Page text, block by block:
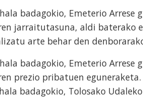
badagokio, Emeterio Arrese
jarraitutasuna, aldi baterako
arte behar den
badagokio, Emeterio Arrese
prezio pribatuen eguneraketa.
badagokio, Tolosako